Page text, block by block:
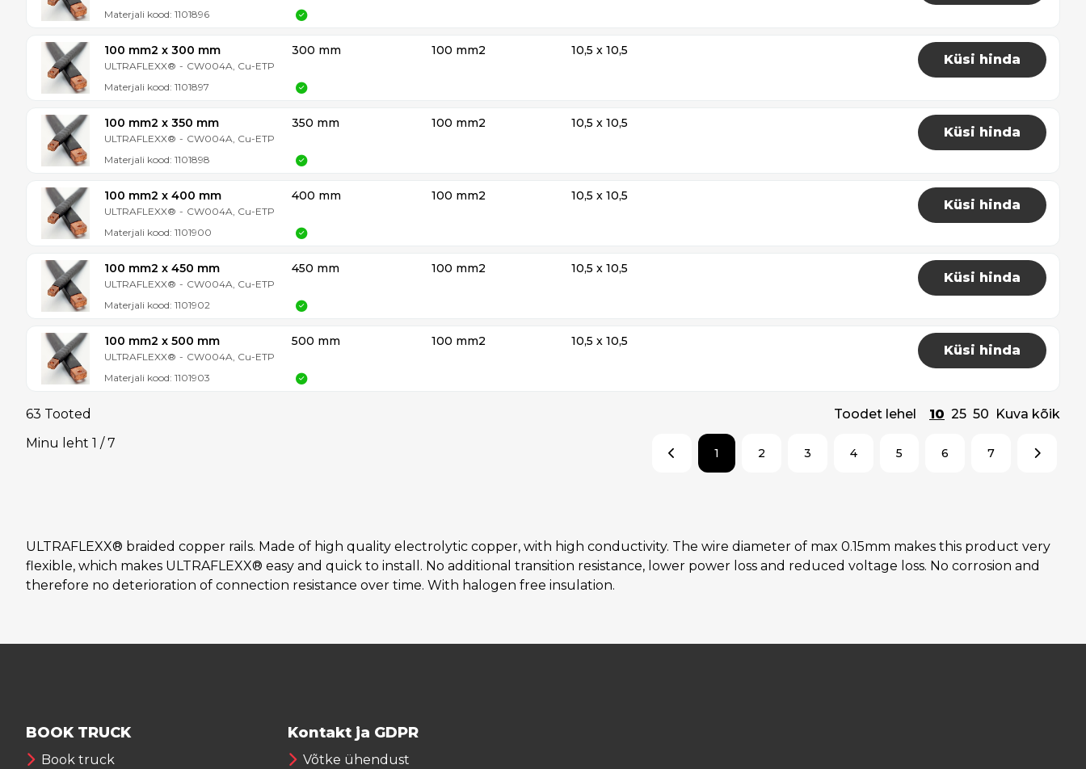
Materjali kood: 1101896
100 mm2 x 300 mm
ULTRAFLEXX® - CW004A, Cu-ETP
Materjali kood: 1101897
300 mm 100 mm2 10,5 x 10,5
Küsi hinda
100 mm2 x 350 mm
ULTRAFLEXX® - CW004A, Cu-ETP
Materjali kood: 1101898
350 mm 100 mm2 10,5 x 10,5
Küsi hinda
100 mm2 x 400 mm
ULTRAFLEXX® - CW004A, Cu-ETP
Materjali kood: 1101900
400 mm 100 mm2 10,5 x 10,5
Küsi hinda
100 mm2 x 450 mm
ULTRAFLEXX® - CW004A, Cu-ETP
Materjali kood: 1101902
450 mm 100 mm2 10,5 x 10,5
Küsi hinda
100 mm2 x 500 mm
ULTRAFLEXX® - CW004A, Cu-ETP
Materjali kood: 1101903
500 mm 100 mm2 10,5 x 10,5
Küsi hinda
63 Tooted Toodet lehel 10 25 50 Kuva kõik
Minu leht 1 / 7
1 2 3 4 5 6 7
ULTRAFLEXX® braided copper rails. Made of high quality electrolytic copper, with high conductivity. The wire diameter of max 0.15mm makes this product very
flexible, which makes ULTRAFLEXX® easy and quick to install. No additional transition resistance, lower power loss and reduced voltage loss. No corrosion and
therefore no deterioration of connection resistance over time. With halogen free insulation.
BOOK TRUCK
Book truck
Kontakt ja GDPR
Võtke ühendust